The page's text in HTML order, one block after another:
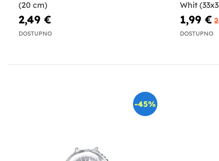
(20 cm)
2,49 €
DOSTUPNO
Whit
Rođendan
1,99 €
DOSTUPNO
-45%